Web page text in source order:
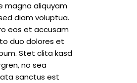
magna aliquyam
diam voluptua.
eos et accusam
duo dolores et
Stet clita kasd
no sea
sanctus est